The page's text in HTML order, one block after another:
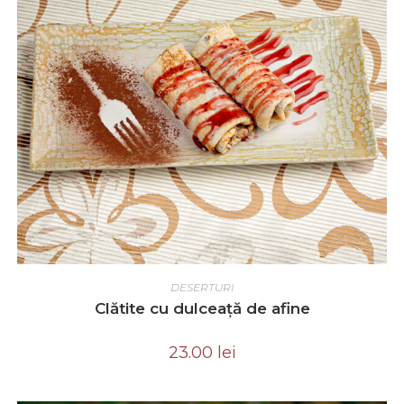
ADD TO CART
DESERTURI
Clătite cu dulceață de afine
23.00 lei